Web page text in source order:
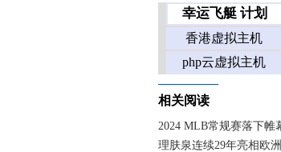
相关阅读
2024 MLB常规赛落下帷
理肤泉连续29年亮相欧